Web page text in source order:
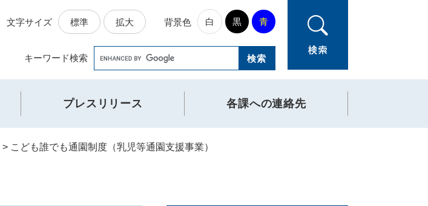
文字サイズ 標準 拡大 背景色 白 黒 青
プレスリリース 各課への連絡先
キーワード検索
Google
カ
ス
タ
ム
検
索
> こども誰でも通園制度（乳児等通園支援事業）